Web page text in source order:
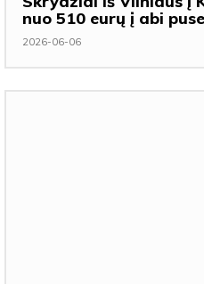
nuo 510 eurų į abi
2026-06-06